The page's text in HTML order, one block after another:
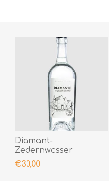
Diamant-
Zedernwasser
€30,00